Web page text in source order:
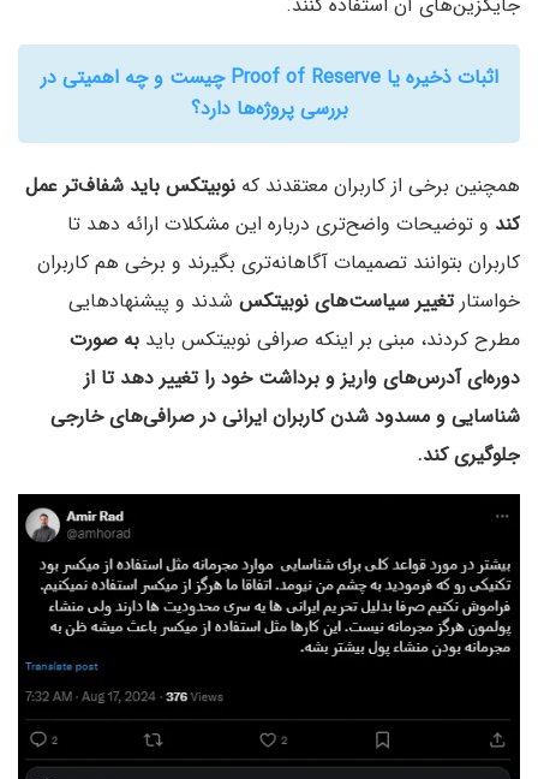
اثبات ذخیره یا Proof of Reserve چیست و چه اهمیتی در
بررسی پروژه‌ها دارد؟
همچنین برخی از کاربران معتقدند که نوبیتکس باید شفاف‌تر عمل
کند و توضیحات واضح‌تری درباره این مشکلات ارائه دهد تا
کاربران بتوانند تصمیمات آگاهانه‌تری بگیرند و برخی هم کاربران
خواستارتغییر سیاست‌های نوبیتکس شدند و پیشنهادهایی
مطرح کردند، مبنی بر اینکه صرافی نوبیتکس باید به صورت
دوره‌ای آدرس‌های واریز و برداشت خود را تغییر دهد تا از
شناسایی و مسدود شدن کاربران ایرانی در صرافی‌های خارجی
جلوگیری کند.